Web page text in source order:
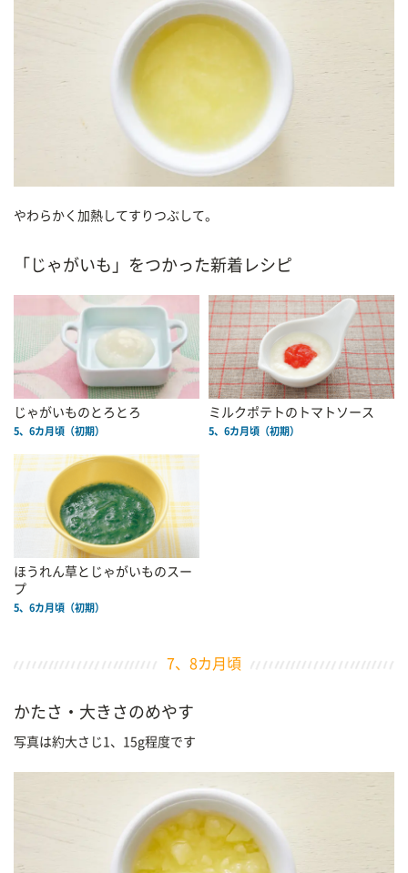
やわらかく加熱してすりつぶして。
「じゃがいも」をつかった新着レシピ
じゃがいものとろとろ
5、6カ月頃（初期）
ミルクポテトのトマトソース
5、6カ月頃（初期）
ほうれん草とじゃがいものスー
プ
5、6カ月頃（初期）
7、8カ月頃
かたさ・大きさのめやす
写真は約大さじ1、15g程度です